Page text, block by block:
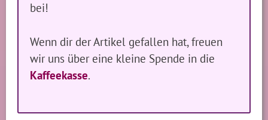
bei!
Wenn dir der Artikel gefallen hat, freuen
wir uns über eine kleine Spende in die
Kaffeekasse.